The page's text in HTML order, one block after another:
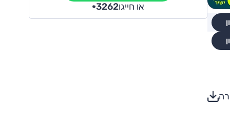
או חייגו
*3262